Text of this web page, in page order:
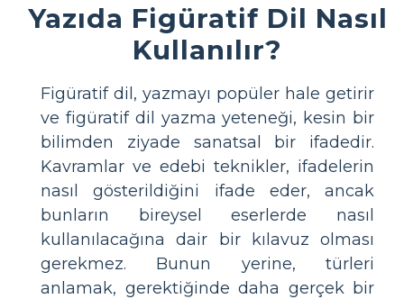
Yazıda Figüratif Dil Nasıl
Kullanılır?
Figüratif dil, yazmayı popüler hale getirir
ve figüratif dil yazma yeteneği, kesin bir
bilimden ziyade sanatsal bir ifadedir.
Kavramlar ve edebi teknikler, ifadelerin
nasıl gösterildiğini ifade eder, ancak
bunların bireysel eserlerde nasıl
kullanılacağına dair bir kılavuz olması
gerekmez. Bunun yerine, türleri
anlamak, gerektiğinde daha gerçek bir